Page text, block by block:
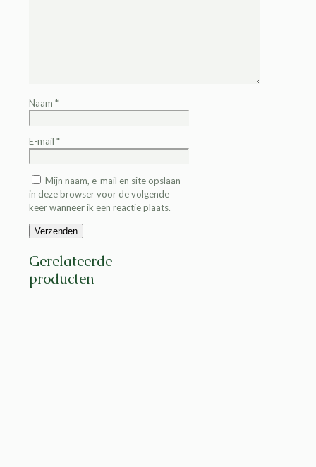
Naam *
E-mail *
Mijn naam, e-mail en site opslaan
in deze browser voor de volgende
keer wanneer ik een reactie plaats.
Gerelateerde
producten